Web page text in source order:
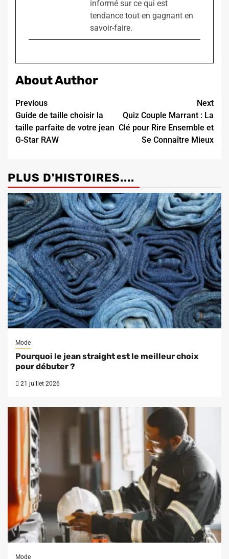
informé sur ce qui est
tendance tout en gagnant en
savoir-faire.
About Author
Continue
Reading
Previous
Guide de taille choisir la
taille parfaite de votre jean
G-Star RAW
Next
Quiz Couple Marrant : La
Clé pour Rire Ensemble et
Se Connaître Mieux
PLUS D'HISTOIRES....
Mode
Pourquoi le jean straight est le meilleur choix
pour débuter ?
21 juillet 2026
Mode